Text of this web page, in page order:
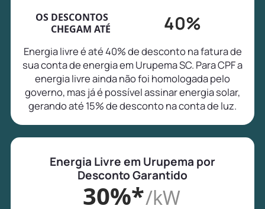
OS DESCONTOS
CHEGAM ATÉ
40%
Energia livre é até 40% de desconto na fatura de
sua conta de energia em Urupema SC. Para CPF a
energia livre ainda não foi homologada pelo
governo, mas já é possível assinar energia solar,
gerando até 15% de desconto na conta de luz.
Energia Livre em Urupema por
Desconto Garantido
30%*/kW